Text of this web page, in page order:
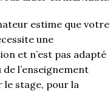
estime que votre
une
et n’est pas adapté
de l’enseignement
le stage, pour la